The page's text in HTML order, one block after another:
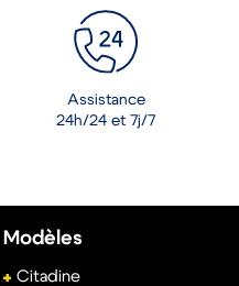
Assistance
24h/24 et 7j/7
Modèles
Citadine